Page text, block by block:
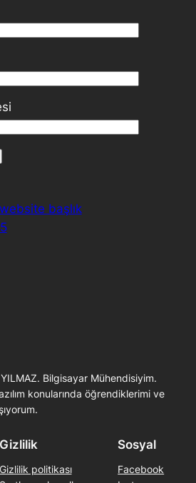
website başlık
Bilgisayar Mühendisiyim.
konularında öğrendiklerimi ve
Gizlilik
Gizlilik politikası
Sosyal
Facebook